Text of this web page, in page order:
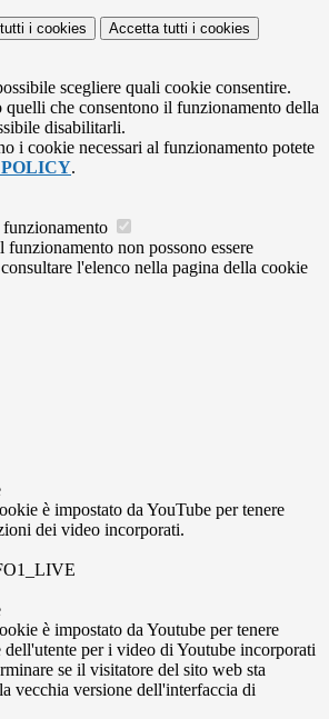
i cookies Accetta tutti i cookies
scegliere quali cookie consentire.
quelli che consentono il funzionamento della
disabilitarli.
i cookie necessari al funzionamento potete
.
funzionamento non possono essere
l'elenco nella pagina della cookie
è impostato da YouTube per tenere
dei video incorporati.
è impostato da Youtube per tenere
dell'utente per i video di Youtube incorporati
se il visitatore del sito web sta
vecchia versione dell'interfaccia di